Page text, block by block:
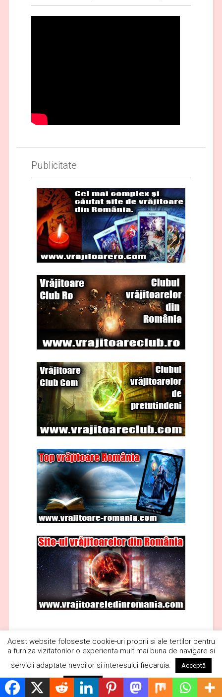
Publicitate
Acest website foloseste cookie-uri proprii si ale tertilor pentru
a furniza vizitatorilor o experienta mult mai buna de navigare si
servicii adaptate nevoilor si interesului fiecaruia.
Acceptă
Respinge Citește mai mult